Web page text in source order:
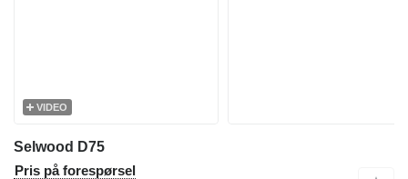
VIDEO
Selwood D75
Pris på forespørsel